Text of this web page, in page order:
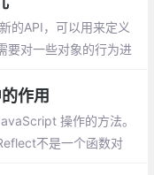
的API，可以用来定义
要对一些对象的行为进
作用
操作的方法。
不是一个函数对